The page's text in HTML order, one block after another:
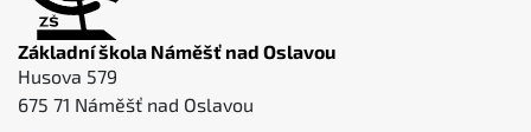
Základní škola Náměšť nad Oslavou
Husova 579
675 71 Náměšť nad Oslavou